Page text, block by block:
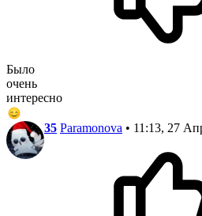
Было
очень
интересно
35 Paramonova • 11:13, 27